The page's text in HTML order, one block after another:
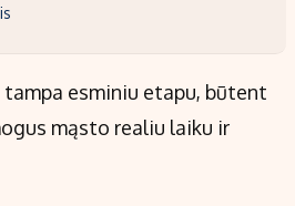
esminiu etapu, būtent
mąsto realiu laiku ir